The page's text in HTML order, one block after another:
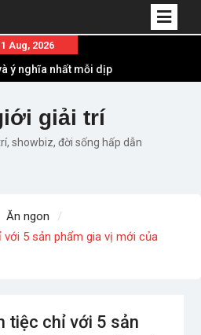
Aug, 2026
ý nghĩa nhất mỗi dịp
Màn comeback
triệu view
“sặc mùi” quảng cáo
Tại – Sơn Tùng M-
bản chuẩn
giải trí
showbiz, đời sống hấp dẫn
Ăn ngon
5 sản phẩm gia vị mới của
tiệc chỉ với 5 sản